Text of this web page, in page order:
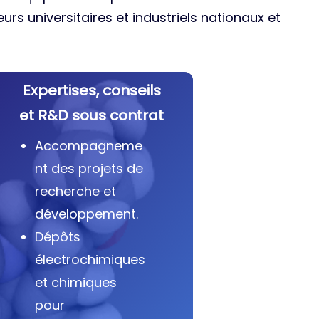
universitaires et industriels nationaux et
Expertises, conseils
et R&D sous contrat
Accompagneme
nt des projets de
recherche et
développement.
Dépôts
électrochimiques
et chimiques
pour